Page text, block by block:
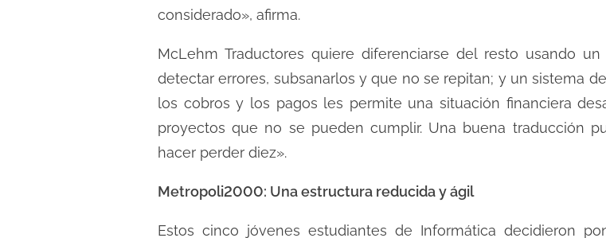
considerado», afirma.
McLehm Traductores quiere diferenciarse del resto usando
detectar errores, subsanarlos y que no se repitan; y un sistema
los cobros y los pagos les permite una situación financiera
proyectos que no se pueden cumplir. Una buena traducción
hacer perder diez».
Metropoli2000: Una estructura reducida y ágil
Estos cinco jóvenes estudiantes de Informática decidieron